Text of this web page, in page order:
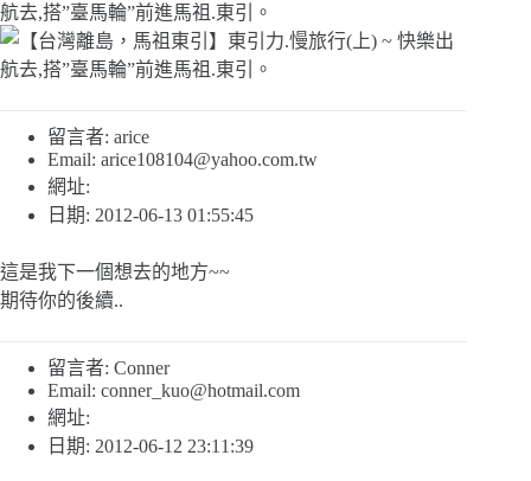
留言者: arice
Email: arice108104@yahoo.com.tw
網址:
日期: 2012-06-13 01:55:45
這是我下一個想去的地方~~
期待你的後續..
留言者: Conner
Email: conner_kuo@hotmail.com
網址:
日期: 2012-06-12 23:11:39